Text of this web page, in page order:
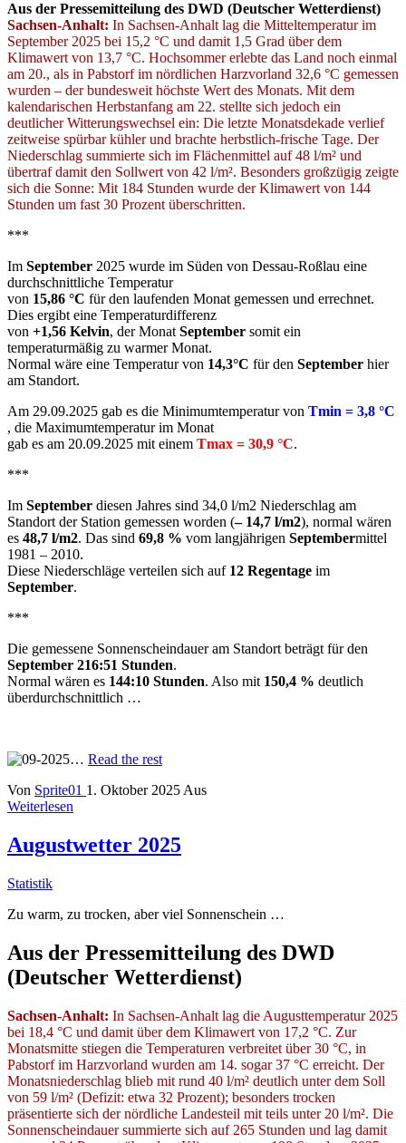
Aus der Pressemitteilung des DWD (Deutscher Wetterdienst)
Sachsen-Anhalt: In Sachsen-Anhalt lag die Mitteltemperatur im
September 2025 bei 15,2 °C und damit 1,5 Grad über dem
Klimawert von 13,7 °C. Hochsommer erlebte das Land noch einmal
am 20., als in Pabstorf im nördlichen Harzvorland 32,6 °C gemessen
wurden – der bundesweit höchste Wert des Monats. Mit dem
kalendarischen Herbstanfang am 22. stellte sich jedoch ein
deutlicher Witterungswechsel ein: Die letzte Monatsdekade verlief
zeitweise spürbar kühler und brachte herbstlich-frische Tage. Der
Niederschlag summierte sich im Flächenmittel auf 48 l/m² und
übertraf damit den Sollwert von 42 l/m². Besonders großzügig zeigte
sich die Sonne: Mit 184 Stunden wurde der Klimawert von 144
Stunden um fast 30 Prozent überschritten.
***
Im September 2025 wurde im Süden von Dessau-Roßlau eine
durchschnittliche Temperatur
von 15,86 °C für den laufenden Monat gemessen und errechnet.
Dies ergibt eine Temperaturdifferenz
von +1,56 Kelvin, der MonatSeptember somit ein
temperaturmäßig zu warmer Monat.
Normal wäre eine Temperatur von 14,3°C für den September hier
am Standort.
Am 29.09.2025 gab es die Minimumtemperatur von Tmin = 3,8 °C
, die Maximumtemperatur im Monat
gab es am 20.09.2025 mit einem Tmax = 30,9 °C.
***
Im September diesen Jahres sind 34,0 l/m2 Niederschlag am
Standort der Station gemessen worden (– 14,7 l/m2), normal wären
es 48,7 l/m2. Das sind 69,8 % vom langjährigen Septembermittel
1981 – 2010.
Diese Niederschläge verteilen sich auf 12 Regentage im
September.
***
Die gemessene Sonnenscheindauer am Standort beträgt für den
September 216:51 Stunden.
Normal wären es 144:10 Stunden. Also mit 150,4 % deutlich
überdurchschnittlich …
… Read the rest
Von Sprite01 1. Oktober 2025Aus
Weiterlesen
Augustwetter 2025
Statistik
Zu warm, zu trocken, aber viel Sonnenschein …
Aus der Pressemitteilung des DWD
(Deutscher Wetterdienst)
Sachsen-Anhalt: In Sachsen-Anhalt lag die Augusttemperatur 2025
bei 18,4 °C und damit über dem Klimawert von 17,2 °C. Zur
Monatsmitte stiegen die Temperaturen verbreitet über 30 °C, in
Pabstorf im Harzvorland wurden am 14. sogar 37 °C erreicht. Der
Monatsniederschlag blieb mit rund 40 l/m² deutlich unter dem Soll
von 59 l/m² (Defizit: etwa 32 Prozent); besonders trocken
präsentierte sich der nördliche Landesteil mit teils unter 20 l/m². Die
Sonnenscheindauer summierte sich auf 265 Stunden und lag damit